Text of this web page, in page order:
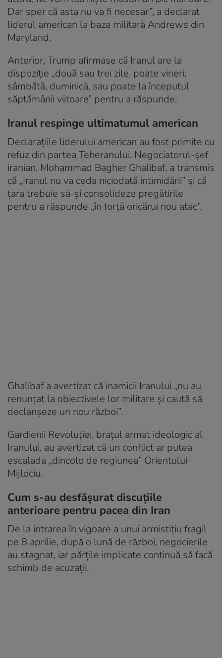
Dar sper că asta nu va fi necesar”, a declarat
liderul american la baza militară Andrews din
Maryland.
Anterior, Trump afirmase că Iranul are la
dispoziție „două sau trei zile, poate vineri,
sâmbătă, duminică, sau poate la începutul
săptămânii viitoare” pentru a răspunde.
Iranul respinge ultimatumul american
Declarațiile liderului american au fost primite cu
refuz din partea Teheranului. Negociatorul-șef
iranian, Mohammad Bagher Ghalibaf, a transmis
că „Iranul nu va ceda niciodată intimidării” și că
țara trebuie să-și consolideze pregătirile
pentru a răspunde „în forță oricărui nou atac”.
Ghalibaf a avertizat că inamicii Iranului „nu au
renunțat la obiectivele lor militare și caută să
declanșeze un nou război”.
Gardienii Revoluției, brațul armat ideologic al
Iranului, au avertizat că un conflict ar putea
escalada „dincolo de regiunea” Orientului
Mijlociu.
Cum s-au desfășurat discuțiile
anterioare pentru pacea din Iran
De la intrarea în vigoare a unui armistițiu fragil
pe 8 aprilie, după o lună de război, negocierile
au stagnat, iar părțile implicate continuă să facă
schimb de acuzații.